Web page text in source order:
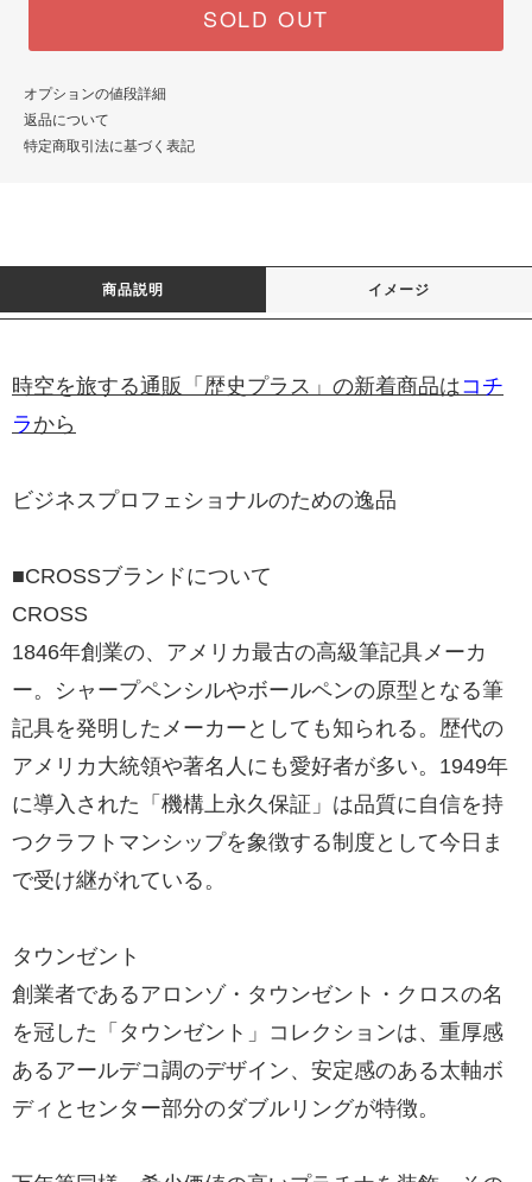
SOLD OUT
オプションの値段詳細
返品について
特定商取引法に基づく表記
商品説明 イメージ
時空を旅する通販「歴史プラス」の新着商品はコチ
ラ から
ビジネスプロフェショナルのための逸品
■CROSSブランドについて
CROSS
1846年創業の、アメリカ最古の高級筆記具メーカ
ー。シャープペンシルやボールペンの原型となる筆
記具を発明したメーカーとしても知られる。歴代の
アメリカ大統領や著名人にも愛好者が多い。1949年
に導入された「機構上永久保証」は品質に自信を持
つクラフトマンシップを象徴する制度として今日ま
で受け継がれている。
タウンゼント
創業者であるアロンゾ・タウンゼント・クロスの名
を冠した「タウンゼント」コレクションは、重厚感
あるアールデコ調のデザイン、安定感のある太軸ボ
ディとセンター部分のダブルリングが特徴。